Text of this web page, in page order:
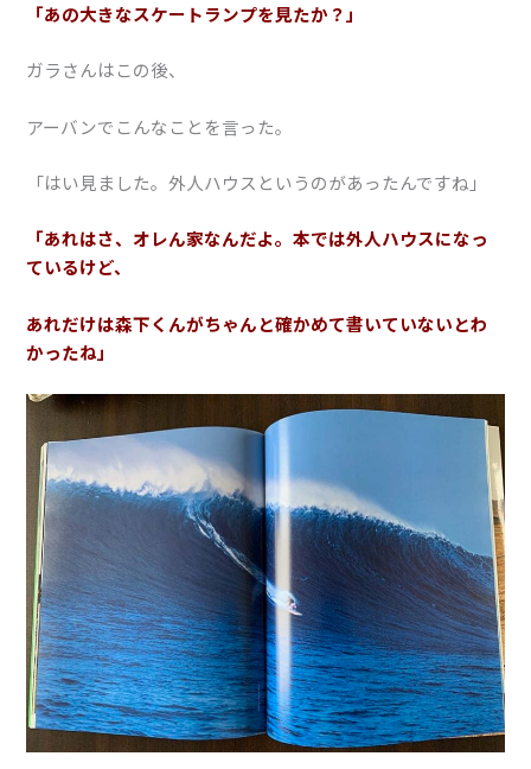
「あの大きなスケートランプを見たか？」
ガラさんはこの後、
アーバンでこんなことを言った。
「はい見ました。外人ハウスというのがあったんですね」
「あれはさ、オレん家なんだよ。本では外人ハウスになっ
ているけど、
あれだけは森下くんがちゃんと確かめて書いていないとわ
かったね」